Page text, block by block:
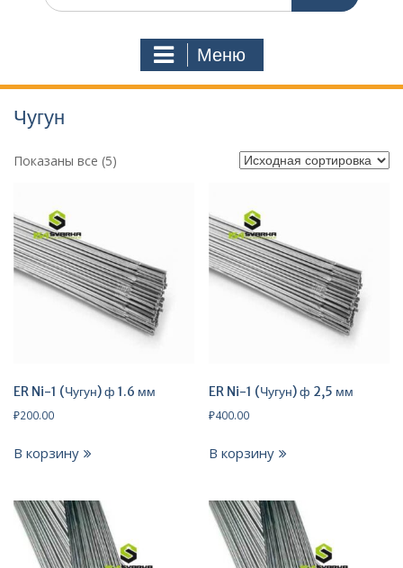
Меню
Чугун
Показаны все (5)
ER Ni-1 (Чугун) ф 1.6 мм
₽200.00
В корзину
ER Ni-1 (Чугун) ф 2,5 мм
₽400.00
В корзину